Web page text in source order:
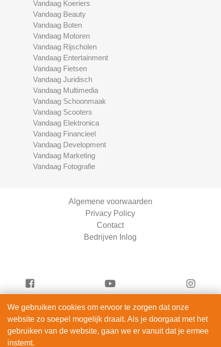
Vandaag Koeriers
Vandaag Beauty
Vandaag Boten
Vandaag Motoren
Vandaag Rijscholen
Vandaag Entertainment
Vandaag Fietsen
Vandaag Juridisch
Vandaag Multimedia
Vandaag Schoonmaak
Vandaag Scooters
Vandaag Elektronica
Vandaag Financieel
Vandaag Development
Vandaag Marketing
Vandaag Fotografie
Algemene voorwaarden
Privacy Policy
Contact
Bedrijven Inlog
Vandaag Fietsen is onderdeel van
ServiceRight B.V. | KVK 90914872
We gebruiken cookies om ervoor te zorgen dat onze
website zo soepel mogelijk draait. Als je doorgaat met het
gebruiken van de website, gaan we er vanuit dat je ermee
instemt.